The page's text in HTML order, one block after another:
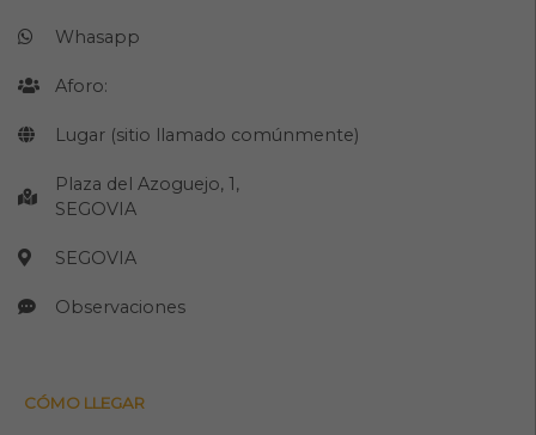
Whasapp
Aforo:
Lugar (sitio llamado comúnmente)
Plaza del Azoguejo, 1,
SEGOVIA
SEGOVIA
Observaciones
CÓMO LLEGAR